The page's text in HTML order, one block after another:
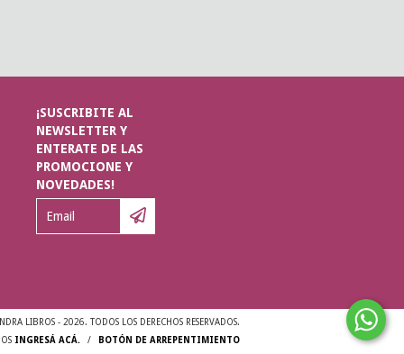
¡SUSCRIBITE AL
NEWSLETTER Y
ENTERATE DE LAS
PROMOCIONE Y
NOVEDADES!
LIBROS - 2026. TODOS LOS DERECHOS RESERVADOS.
INGRESÁ ACÁ. / BOTÓN DE ARREPENTIMIENTO